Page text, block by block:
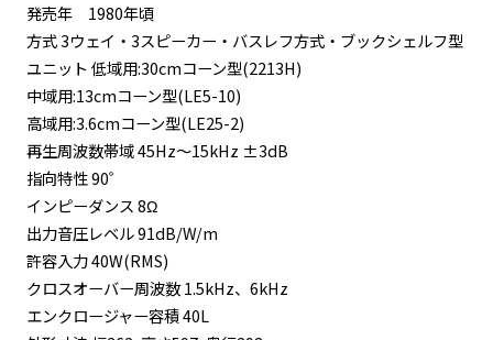
発売年 1980年頃
方式 3ウェイ・3スピーカー・バスレフ方式・ブックシェルフ型
ユニット 低域用:30cmコーン型(2213H)
中域用:13cmコーン型(LE5-10)
高域用:3.6cmコーン型(LE25-2)
再生周波数帯域 45Hz～15kHz ±3dB
指向特性 90゜
インピーダンス 8Ω
出力音圧レベル 91dB/W/m
許容入力 40W(RMS)
クロスオーバー周波数 1.5kHz、6kHz
エンクロージャー容積 40L